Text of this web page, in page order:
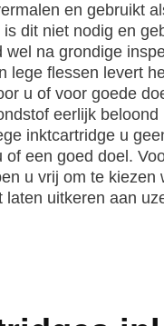
en gebruikt
dit niet nodig en
na grondige
lege flessen levert
u of voor goede
eerlijk
inktcartridge u
of een goed doel.
u vrij om te kiezen
laten uitkeren aan